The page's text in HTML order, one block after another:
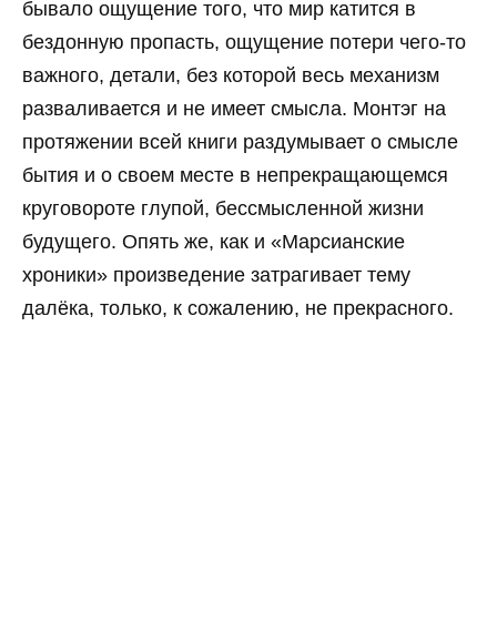
бывало ощущение того, что мир катится в
бездонную пропасть, ощущение потери чего-то
важного, детали, без которой весь механизм
разваливается и не имеет смысла. Монтэг на
протяжении всей книги раздумывает о смысле
бытия и о своем месте в непрекращающемся
круговороте глупой, бессмысленной жизни
будущего. Опять же, как и «Марсианские
хроники» произведение затрагивает тему
далёка, только, к сожалению, не прекрасного.